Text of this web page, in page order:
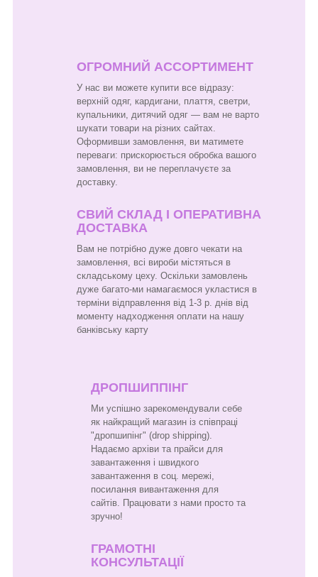
ОГРОМНИЙ АССОРТИМЕНТ
У нас ви можете купити все відразу:
верхній одяг, кардигани, плаття, светри,
купальники, дитячий одяг — вам не варто
шукати товари на різних сайтах.
Оформивши замовлення, ви матимете
переваги: прискорюється обробка вашого
замовлення, ви не переплачуєте за
доставку.
СВИЙ СКЛАД І ОПЕРАТИВНА
ДОСТАВКА
Вам не потрібно дуже довго чекати на
замовлення, всі вироби містяться в
складському цеху. Оскільки замовлень
дуже багато-ми намагаємося укластися в
терміни відправлення від 1-3 р. днів від
моменту надходження оплати на нашу
банківську карту
ДРОПШИППІНГ
Ми успішно зарекомендували себе
як найкращий магазин із співпраці
"дропшипінг" (drop shipping).
Надаємо архіви та прайси для
завантаження і швидкого
завантаження в соц. мережі,
посилання вивантаження для
сайтів. Працювати з нами просто та
зручно!
ГРАМОТНІ
КОНСУЛЬТАЦІЇ